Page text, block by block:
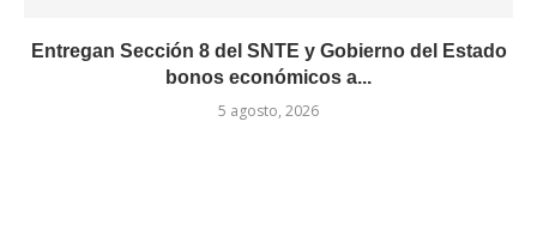
Entregan Sección 8 del SNTE y Gobierno del Estado
bonos económicos a...
5 agosto, 2026